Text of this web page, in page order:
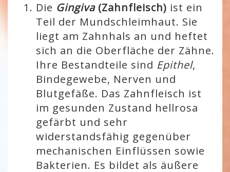
Die Gingiva (Zahnfleisch) ist ein
Teil der Mundschleimhaut. Sie
liegt am Zahnhals an und heftet
sich an die Oberfläche der Zähne.
Ihre Bestandteile sind Epithel,
Bindegewebe, Nerven und
Blutgefäße. Das Zahnfleisch ist
im gesunden Zustand hellrosa
gefärbt und sehr
widerstandsfähig gegenüber
mechanischen Einflüssen sowie
Bakterien. Es bildet als äußere